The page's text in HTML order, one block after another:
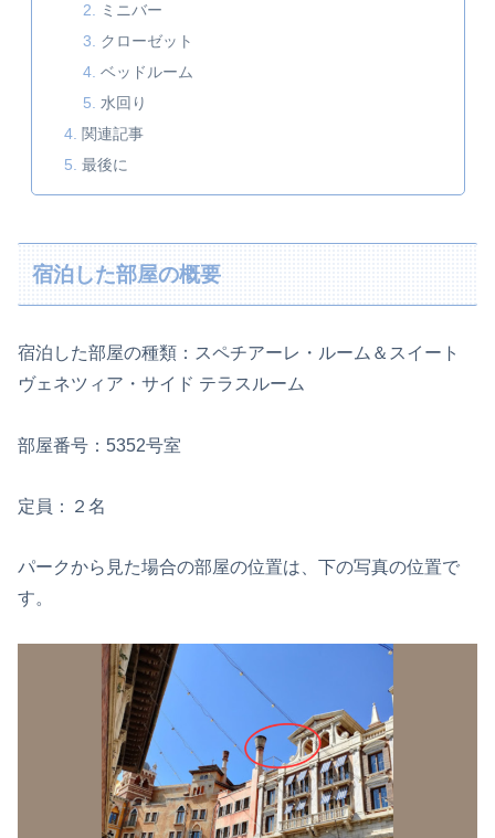
ミニバー
クローゼット
ベッドルーム
水回り
関連記事
最後に
宿泊した部屋の概要
宿泊した部屋の種類：スペチアーレ・ルーム＆スイート
ヴェネツィア・サイド テラスルーム
部屋番号：5352号室
定員：２名
パークから見た場合の部屋の位置は、下の写真の位置で
す。